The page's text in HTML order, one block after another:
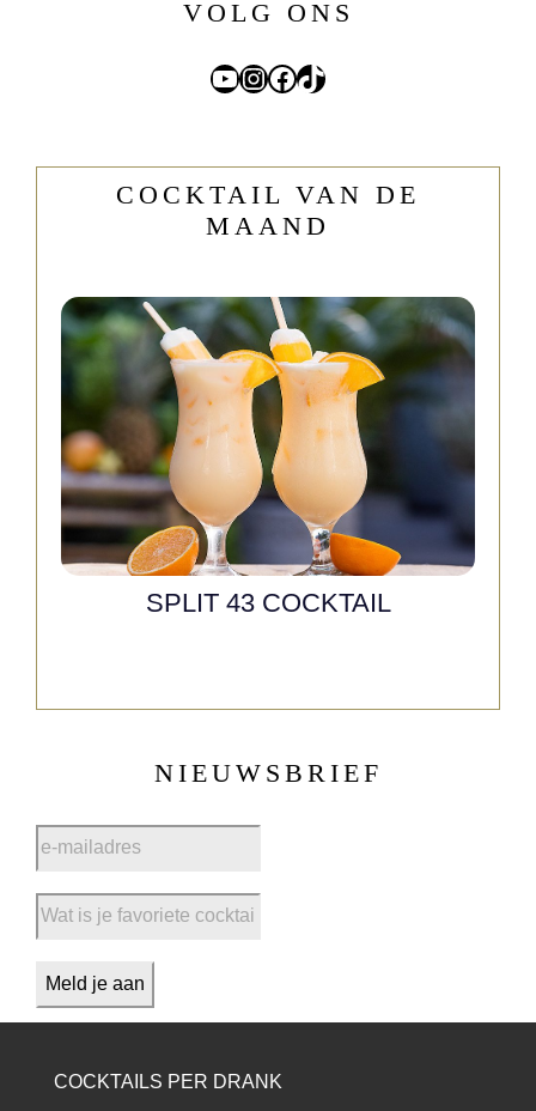
VOLG ONS
YouTube
Instagram
Facebook
TikTok
COCKTAIL VAN DE
MAAND
SPLIT 43 COCKTAIL
NIEUWSBRIEF
COCKTAILS PER DRANK